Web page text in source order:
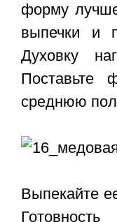
форму
выпечки и
Духовку
Поставьте
среднюю
Выпекайте